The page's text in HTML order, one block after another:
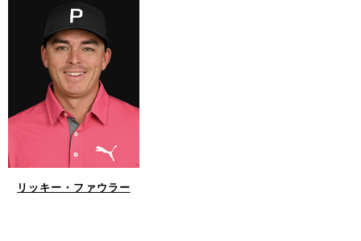
リッキー・ファウラー